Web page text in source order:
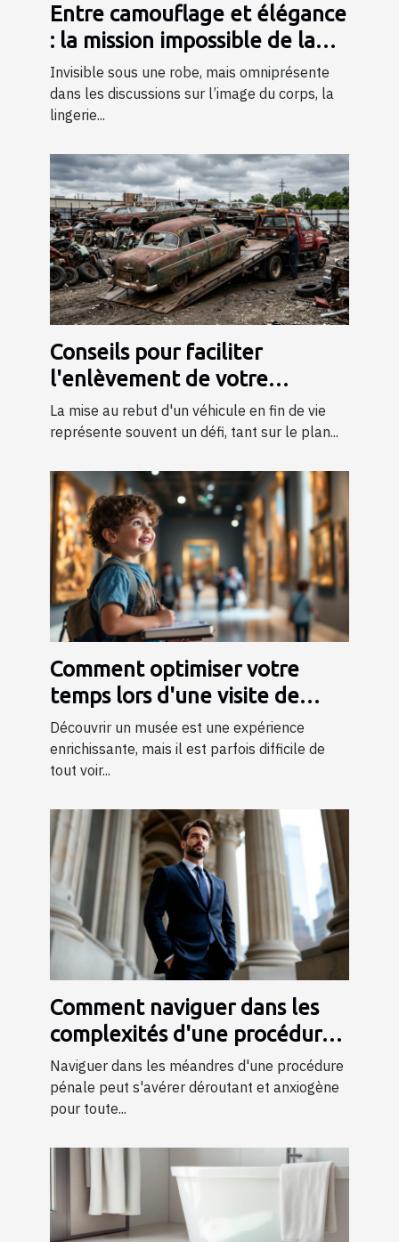
Entre camouflage et élégance
: la mission impossible de la
lingerie gainante ?
Invisible sous une robe, mais omniprésente
dans les discussions sur l’image du corps, la
lingerie...
Conseils pour faciliter
l'enlèvement de votre
véhicule en fin de vie
La mise au rebut d'un véhicule en fin de vie
représente souvent un défi, tant sur le plan...
Comment optimiser votre
temps lors d'une visite de
musée ?
Découvrir un musée est une expérience
enrichissante, mais il est parfois difficile de
tout voir...
Comment naviguer dans les
complexités d'une procédure
pénale ?
Naviguer dans les méandres d'une procédure
pénale peut s'avérer déroutant et anxiogène
pour toute...